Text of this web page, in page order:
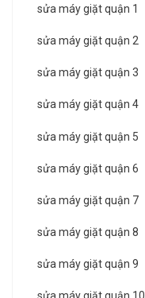
sửa máy giặt quận 1
sửa máy giặt quận 2
sửa máy giặt quận 3
sửa máy giặt quận 4
sửa máy giặt quận 5
sửa máy giặt quận 6
sửa máy giặt quận 7
sửa máy giặt quận 8
sửa máy giặt quận 9